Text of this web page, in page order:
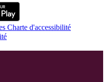
Charte d'accessibilité